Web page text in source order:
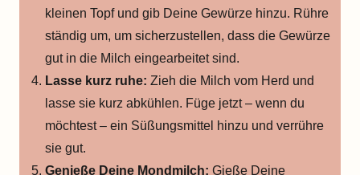
kleinen Topf und gib Deine Gewürze hinzu. Rühre
ständig um, um sicherzustellen, dass die Gewürze
gut in die Milch eingearbeitet sind.
Lasse kurz ruhe: Zieh die Milch vom Herd und
lasse sie kurz abkühlen. Füge jetzt – wenn du
möchtest – ein Süßungsmittel hinzu und verrühre
sie gut.
Genieße Deine Mondmilch: Gieße Deine